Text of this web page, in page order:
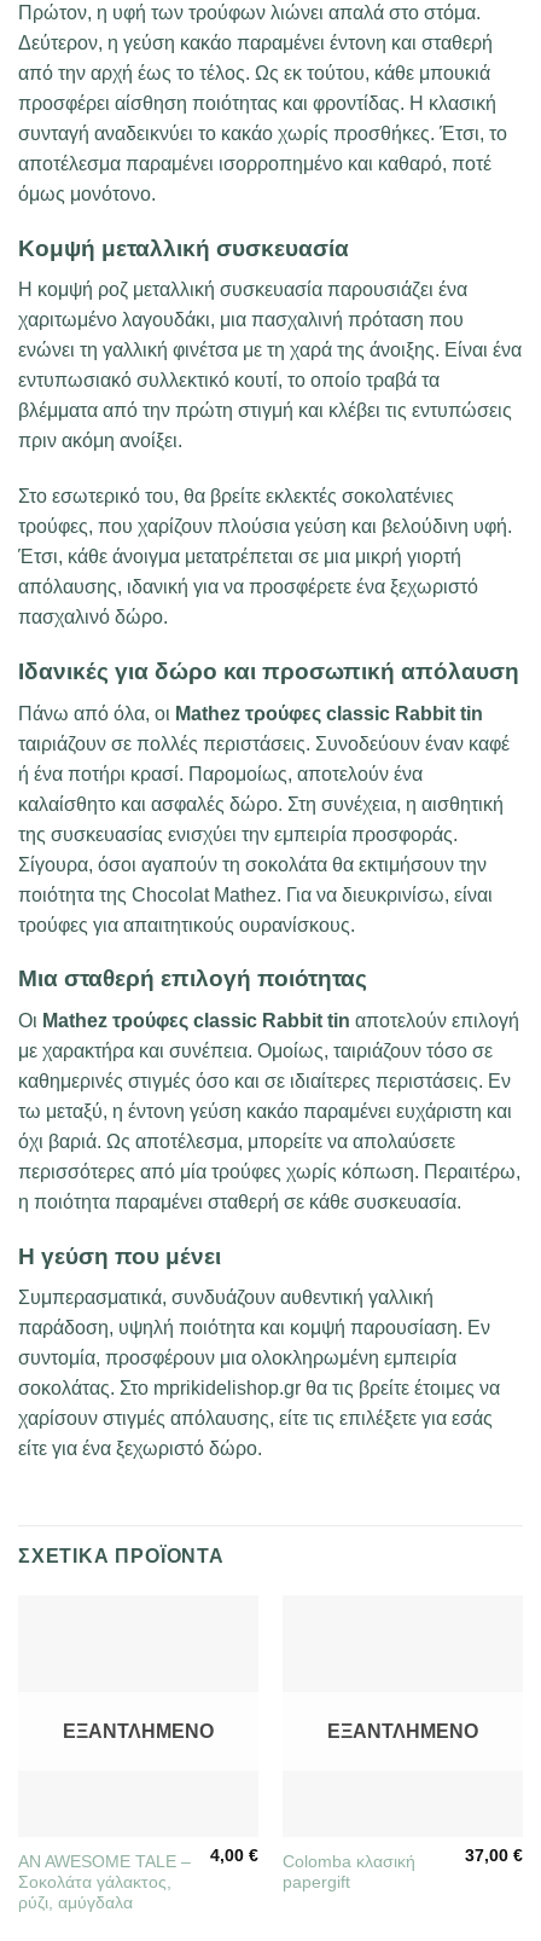
Πρώτον, η υφή των τρούφων λιώνει απαλά στο στόμα.
Δεύτερον, η γεύση κακάο παραμένει έντονη και σταθερή
από την αρχή έως το τέλος. Ως εκ τούτου, κάθε μπουκιά
προσφέρει αίσθηση ποιότητας και φροντίδας. Η κλασική
συνταγή αναδεικνύει το κακάο χωρίς προσθήκες. Έτσι, το
αποτέλεσμα παραμένει ισορροπημένο και καθαρό, ποτέ
όμως μονότονο.
Κομψή μεταλλική συσκευασία
Η κομψή ροζ μεταλλική συσκευασία παρουσιάζει ένα
χαριτωμένο λαγουδάκι, μια πασχαλινή πρόταση που
ενώνει τη γαλλική φινέτσα με τη χαρά της άνοιξης. Είναι ένα
εντυπωσιακό συλλεκτικό κουτί, το οποίο τραβά τα
βλέμματα από την πρώτη στιγμή και κλέβει τις εντυπώσεις
πριν ακόμη ανοίξει.
Στο εσωτερικό του, θα βρείτε εκλεκτές σοκολατένιες
τρούφες, που χαρίζουν πλούσια γεύση και βελούδινη υφή.
Έτσι, κάθε άνοιγμα μετατρέπεται σε μια μικρή γιορτή
απόλαυσης, ιδανική για να προσφέρετε ένα ξεχωριστό
πασχαλινό δώρο.
Ιδανικές για δώρο και προσωπική απόλαυση
Πάνω από όλα, οι Mathez τρούφες classic Rabbit tin
ταιριάζουν σε πολλές περιστάσεις. Συνοδεύουν έναν καφέ
ή ένα ποτήρι κρασί. Παρομοίως, αποτελούν ένα
καλαίσθητο και ασφαλές δώρο. Στη συνέχεια, η αισθητική
της συσκευασίας ενισχύει την εμπειρία προσφοράς.
Σίγουρα, όσοι αγαπούν τη σοκολάτα θα εκτιμήσουν την
ποιότητα της Chocolat Mathez. Για να διευκρινίσω, είναι
τρούφες για απαιτητικούς ουρανίσκους.
Μια σταθερή επιλογή ποιότητας
Οι Mathez τρούφες classic Rabbit tin αποτελούν επιλογή
με χαρακτήρα και συνέπεια. Ομοίως, ταιριάζουν τόσο σε
καθημερινές στιγμές όσο και σε ιδιαίτερες περιστάσεις. Εν
τω μεταξύ, η έντονη γεύση κακάο παραμένει ευχάριστη και
όχι βαριά. Ως αποτέλεσμα, μπορείτε να απολαύσετε
περισσότερες από μία τρούφες χωρίς κόπωση. Περαιτέρω,
η ποιότητα παραμένει σταθερή σε κάθε συσκευασία.
Η γεύση που μένει
Συμπερασματικά, συνδυάζουν αυθεντική γαλλική
παράδοση, υψηλή ποιότητα και κομψή παρουσίαση. Εν
συντομία, προσφέρουν μια ολοκληρωμένη εμπειρία
σοκολάτας. Στο mprikidelishop.gr θα τις βρείτε έτοιμες να
χαρίσουν στιγμές απόλαυσης, είτε τις επιλέξετε για εσάς
είτε για ένα ξεχωριστό δώρο.
ΣΧΕΤΙΚΆ ΠΡΟΪΌΝΤΑ
ΕΞΑΝΤΛΗΜΈΝΟ
AN AWESOME TALE –
Σοκολάτα γάλακτος,
ρύζι, αμύγδαλα
4,00€
ΕΞΑΝΤΛΗΜΈΝΟ
Colomba κλασική
papergift
37,00€